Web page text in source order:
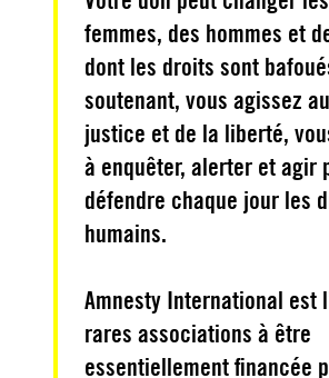
femmes, des hommes et
dont les droits sont
soutenant, vous agissez
justice et de la liberté,
à enquêter, alerter et agir
défendre chaque jour les
humains.
Amnesty International est
rares associations à être
essentiellement financée